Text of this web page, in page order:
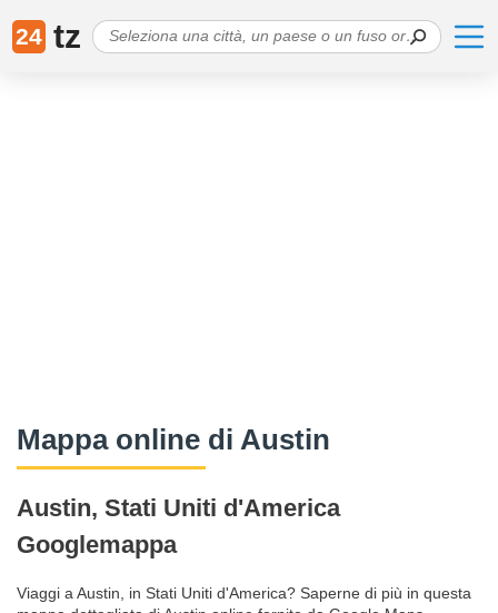
24 tz
Mappa online di Austin
Austin, Stati Uniti d'America
Googlemappa
Viaggi a Austin, in Stati Uniti d'America? Saperne di più in questa